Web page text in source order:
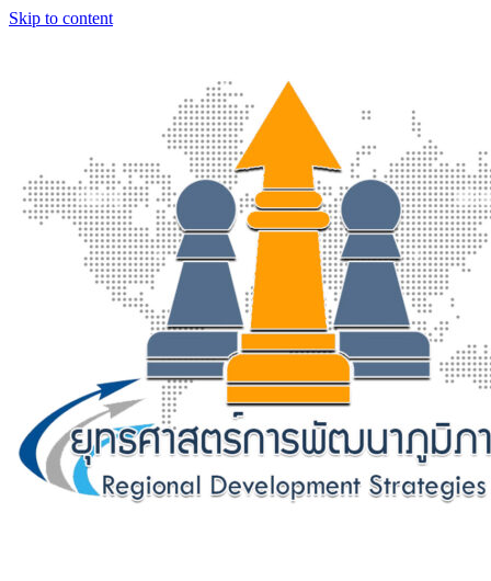
Skip to content